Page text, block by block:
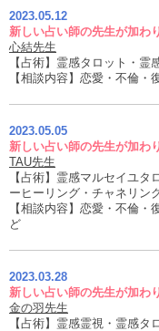
2023.05.12
新しい占い師の先生が加わ
心結先生
【占術】霊感タロット・
【相談内容】恋愛・不倫
2023.05.05
新しい占い師の先生が加わ
TAU先生
【占術】霊感マルセイユ
ーヒーリング・チャネリン
【相談内容】恋愛・不倫
ど
2023.03.28
新しい占い師の先生が加わ
金の羽先生
【占術】霊感霊視・霊感